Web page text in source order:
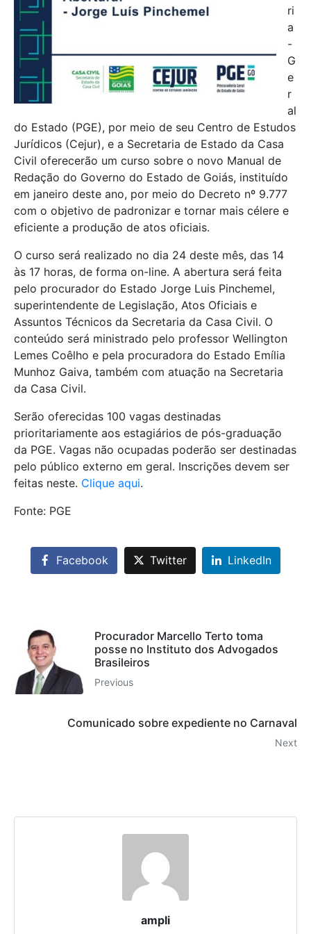
ri
a
-
G
e
r
al
do Estado (PGE), por meio de seu Centro de Estudos
Jurídicos (Cejur), e a Secretaria de Estado da Casa
Civil oferecerão um curso sobre o novo Manual de
Redação do Governo do Estado de Goiás, instituído
em janeiro deste ano, por meio do Decreto nº 9.777
com o objetivo de padronizar e tornar mais célere e
eficiente a produção de atos oficiais.
O curso será realizado no dia 24 deste mês, das 14
às 17 horas, de forma on-line. A abertura será feita
pelo procurador do Estado Jorge Luis Pinchemel,
superintendente de Legislação, Atos Oficiais e
Assuntos Técnicos da Secretaria da Casa Civil. O
conteúdo será ministrado pelo professor Wellington
Lemes Coêlho e pela procuradora do Estado Emília
Munhoz Gaiva, também com atuação na Secretaria
da Casa Civil.
Serão oferecidas 100 vagas destinadas
prioritariamente aos estagiários de pós-graduação
da PGE. Vagas não ocupadas poderão ser destinadas
pelo público externo em geral. Inscrições devem ser
feitas neste. Clique aqui.
Fonte: PGE
Facebook Twitter LinkedIn
Procurador Marcello Terto toma
posse no Instituto dos Advogados
Brasileiros
Previous
Comunicado sobre expediente no Carnaval
Next
ampli